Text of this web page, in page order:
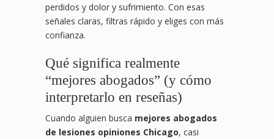
perdidos y dolor y sufrimiento. Con esas
señales claras, filtras rápido y eliges con más
confianza.
Qué significa realmente
“mejores abogados” (y cómo
interpretarlo en reseñas)
Cuando alguien busca mejores abogados
de lesiones opiniones Chicago, casi